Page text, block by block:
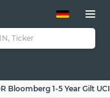
Bloomberg 1-5 Year Gilt